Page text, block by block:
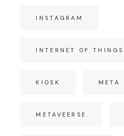
INSTAGRAM
INTERNET OF THINGS
KIOSK META
METAVEERSE